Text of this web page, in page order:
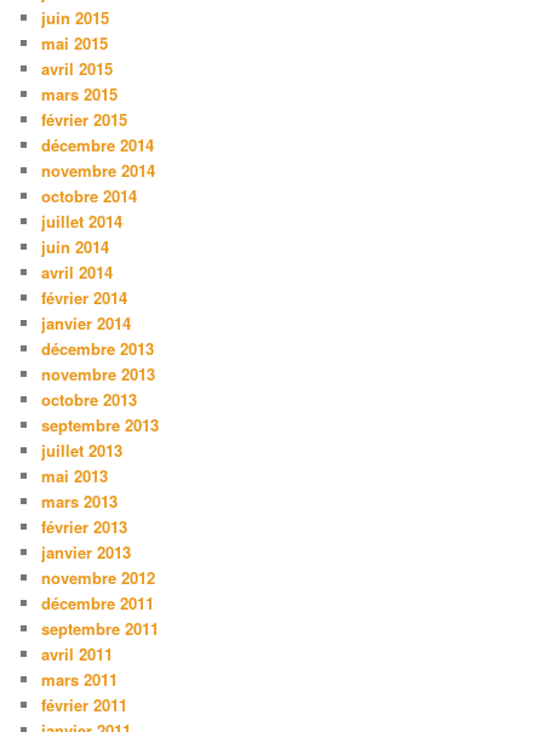
juin 2015
mai 2015
avril 2015
mars 2015
février 2015
décembre 2014
novembre 2014
octobre 2014
juillet 2014
juin 2014
avril 2014
février 2014
janvier 2014
décembre 2013
novembre 2013
octobre 2013
septembre 2013
juillet 2013
mai 2013
mars 2013
février 2013
janvier 2013
novembre 2012
décembre 2011
septembre 2011
avril 2011
mars 2011
février 2011